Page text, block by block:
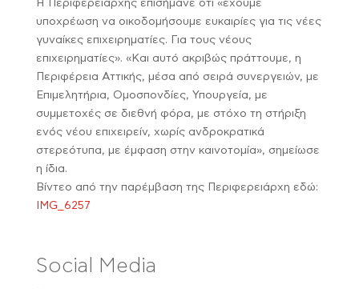
Η Περιφερειάρχης επισήμανε ότι «έχουμε
υποχρέωση να οικοδομήσουμε ευκαιρίες για τις νέες
γυναίκες επιχειρηματίες. Για τους νέους
επιχειρηματίες». «Και αυτό ακριβώς πράττουμε, η
Περιφέρεια Αττικής, μέσα από σειρά συνεργειών, με
Επιμελητήρια, Ομοσπονδίες, Υπουργεία, με
συμμετοχές σε διεθνή φόρα, με στόχο τη στήριξη
ενός νέου επιχειρείν, χωρίς ανδροκρατικά
στερεότυπα, με έμφαση στην καινοτομία», σημείωσε
η ίδια.
Βίντεο από την παρέμβαση της Περιφερειάρχη εδώ:
IMG_6257
Social Media